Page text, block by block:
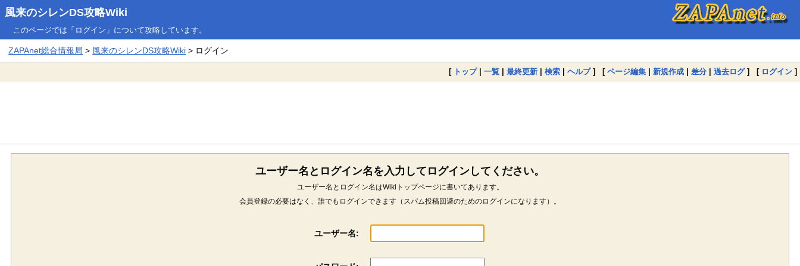
風来のシレンDS攻略Wiki
このページでは「ログイン」について攻略しています。
ZAPAnet総合情報局 > 風来のシレンDS攻略Wiki > ログイン
[ トップ| 一覧 | 最終更新 | 検索 | ヘルプ] [ ページ編集 | 新規作成 | 差分 | 過去ログ] [ ログイン ]
ユーザー名とログイン名を入力してログインしてください。
ユーザー名とログイン名はWikiトップページに書いてあります。
会員登録の必要はなく、誰でもログインできます（スパム投稿回避のためのログインになります）。
ユーザー名: